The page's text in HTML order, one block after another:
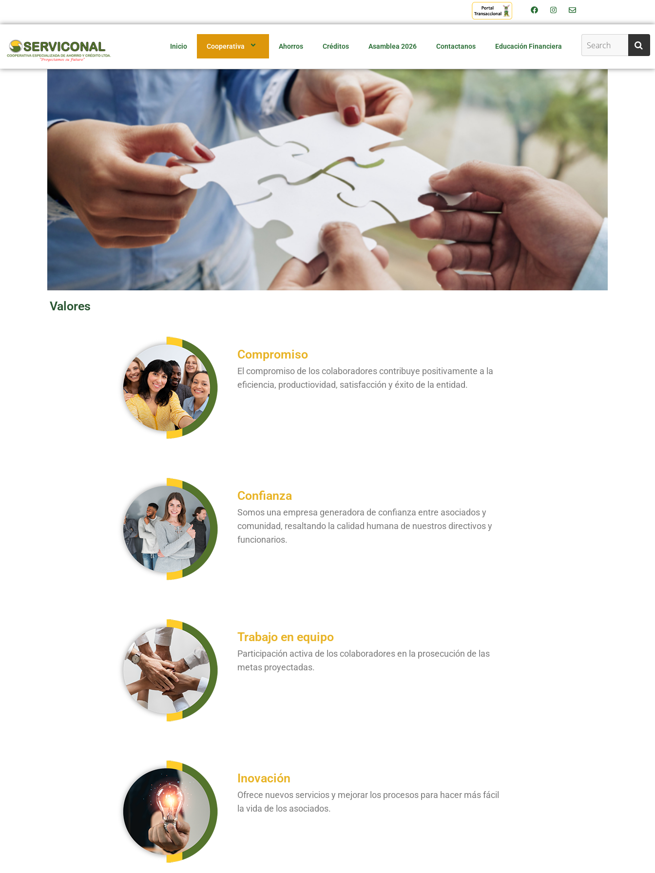
Inicio Cooperativa Ahorros Créditos Asamblea 2026 Contactanos Educación Financiera
Valores
Compromiso
El compromiso de los colaboradores contribuye positivamente a la
eficiencia, productiovidad, satisfacción y éxito de la entidad.
Confianza
Somos una empresa generadora de confianza entre asociados y
comunidad, resaltando la calidad humana de nuestros directivos y
funcionarios.
Trabajo en equipo
Participación activa de los colaboradores en la prosecución de las
metas proyectadas.
Inovación
Ofrece nuevos servicios y mejorar los procesos para hacer más fácil
la vida de los asociados.